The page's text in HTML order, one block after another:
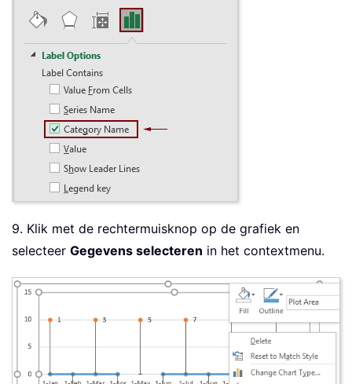
9. Klik met de rechtermuisknop op de grafiek en
selecteer Gegevens selecteren in het contextmenu.